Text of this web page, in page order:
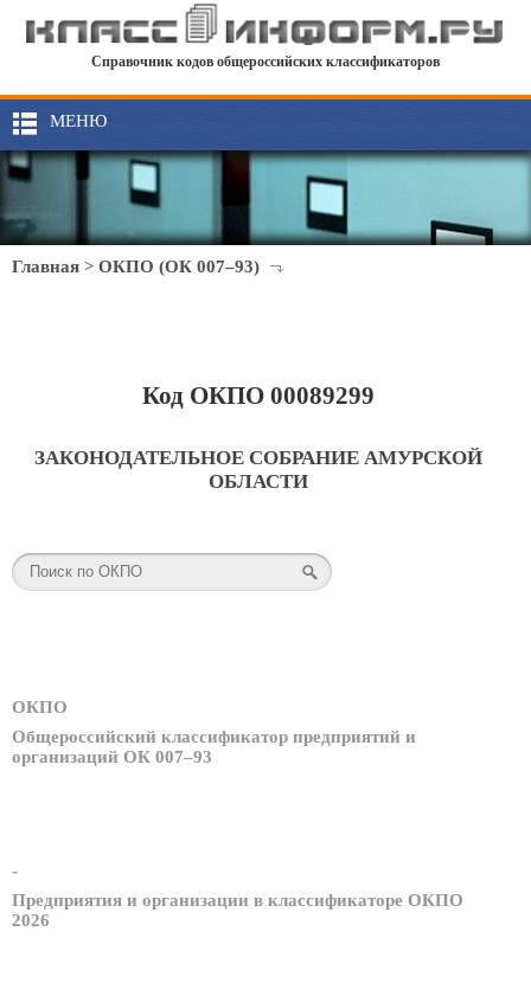
Справочник кодов общероссийских классификаторов
МЕНЮ
Главная > ОКПО (ОК 007–93)
Код ОКПО 00089299
ЗАКОНОДАТЕЛЬНОЕ СОБРАНИЕ АМУРСКОЙ
ОБЛАСТИ
ОКПО
Общероссийский классификатор предприятий и
организаций ОК 007–93
-
Предприятия и организации в классификаторе ОКПО
2026